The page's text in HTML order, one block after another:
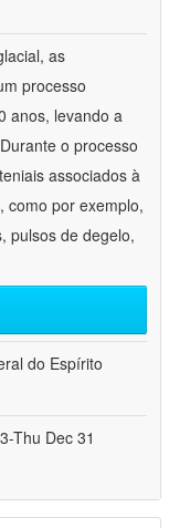
as
processo
anos, levando a
o processo
associados à
como por exemplo,
pulsos de degelo,
do Espírito
Thu Dec 31